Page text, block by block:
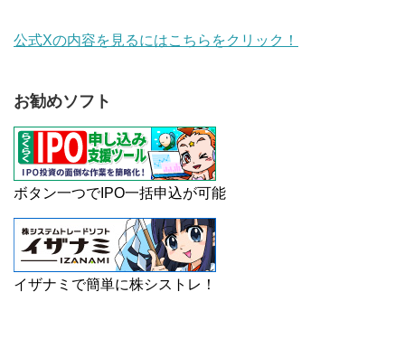
公式Xの内容を見るにはこちらをクリック！
お勧めソフト
ボタン一つでIPO一括申込が可能
イザナミで簡単に株シストレ！